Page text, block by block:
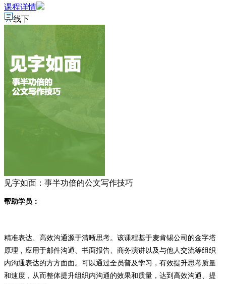
课程详情
线下
见字如面：事半功倍的公文写作技巧
帮助学员：
精准表达、高效沟通源于清晰思考。该课程基于麦肯锡公司的金字塔
原理，应用于邮件沟通、书面报告、商务演讲以及与他人交流等组织
内沟通表达的方方面面。可以通过全员普及学习，有效提升思考质量
和速度，从而整体提升组织内沟通的效果和质量，达到高效沟通、提